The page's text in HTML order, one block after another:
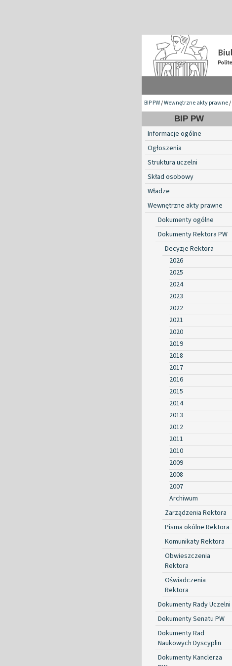
BIP PW/Wewnętrzne akty prawne/
BIP PW
Informacje ogólne
Ogłoszenia
Struktura uczelni
Skład osobowy
Władze
Wewnętrzne akty prawne
Dokumenty ogólne
Dokumenty Rektora PW
Decyzje Rektora
2026
2025
2024
2023
2022
2021
2020
2019
2018
2017
2016
2015
2014
2013
2012
2011
2010
2009
2008
2007
Archiwum
Zarządzenia Rektora
Pisma okólne Rektora
Komunikaty Rektora
Obwieszczenia
Rektora
Oświadczenia
Rektora
Dokumenty Rady Uczelni
Dokumenty Senatu PW
Dokumenty Rad
Naukowych Dyscyplin
Dokumenty Kanclerza